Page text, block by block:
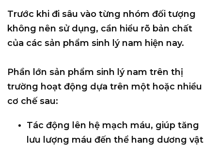
Trước khi đi sâu vào từng nhóm đối tượng
không nên sử dụng, cần hiểu rõ bản chất
của các sản phẩm sinh lý nam hiện nay.
Phần lớn sản phẩm sinh lý nam trên thị
trường hoạt động dựa trên một hoặc nhiều
cơ chế sau:
Tác động lên hệ mạch máu, giúp tăng
lưu lượng máu đến thể hang dương vật